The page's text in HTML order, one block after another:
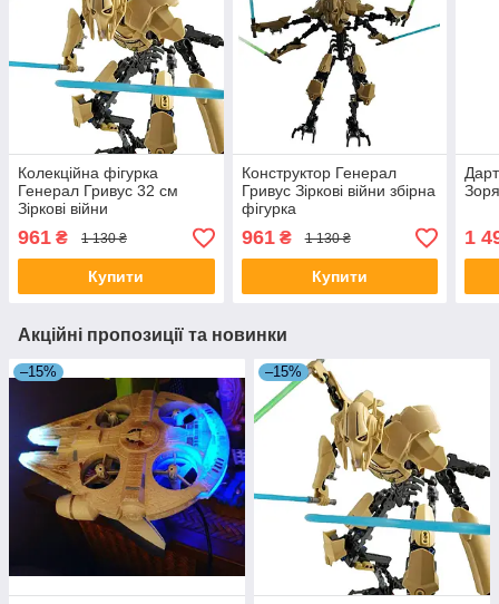
Колекційна фігурка
Генерал Гривус 32 см
Зіркові війни
961 ₴ 1 130 ₴
Купити
Конструктор Генерал
Гривус Зіркові війни збірна
фігурка
961₴ 1 130 ₴
Купити
1
Акційні пропозиції та новинки
–15% –15%